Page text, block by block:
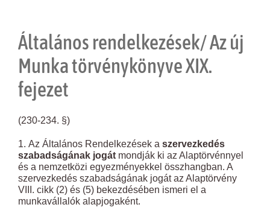
Általános rendelkezések/ Az új
Munka törvénykönyve XIX.
fejezet
(230-234. §)
1. Az Általános Rendelkezések a szervezkedés
szabadságának jogát mondják ki az Alaptörvénnyel
és a nemzetközi egyezményekkel összhangban. A
szervezkedés szabadságának jogát az Alaptörvény
VIII. cikk (2) és (5) bekezdésében ismeri el a
munkavállalók alapjogaként.